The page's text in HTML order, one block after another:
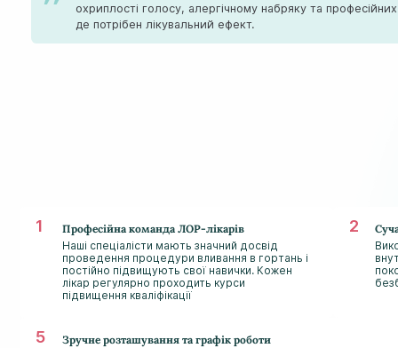
охриплості голосу, алергічному набряку та
де потрібен лікувальний ефект.
Професійна команда ЛОР-лікарів
Наші спеціалісти мають значний досвід
проведення процедури вливання в гортань і
постійно підвищують свої навички. Кожен
лікар регулярно проходить курси
підвищення кваліфікації
Зручне розташування та графік роботи